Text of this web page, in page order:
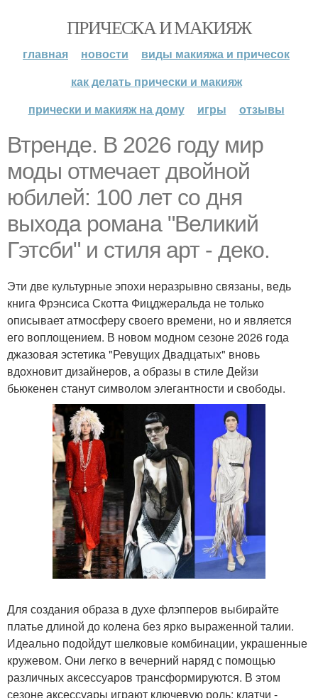
ПРИЧЕСКА И МАКИЯЖ
главная новости
виды макияжа и причесок
как делать прически и макияж
прически и макияж на дому
игры отзывы
Втренде. В 2026 году мир
моды отмечает двойной
юбилей: 100 лет со дня
выхода романа "Великий
Гэтсби" и стиля арт - деко.
Эти две культурные эпохи неразрывно связаны, ведь
книга Фрэнсиса Скотта Фицджеральда не только
описывает атмосферу своего времени, но и является
его воплощением. В новом модном сезоне 2026 года
джазовая эстетика "Ревущих Двадцатых" вновь
вдохновит дизайнеров, а образы в стиле Дейзи
бьюкенен станут символом элегантности и свободы.
Для создания образа в духе флэпперов выбирайте
платье длиной до колена без ярко выраженной талии.
Идеально подойдут шелковые комбинации, украшенные
кружевом. Они легко в вечерний наряд с помощью
различных аксессуаров трансформируются. В этом
сезоне аксессуары играют ключевую роль: клатчи -